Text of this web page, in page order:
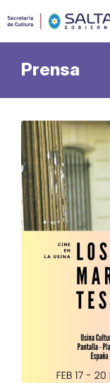
Prensa